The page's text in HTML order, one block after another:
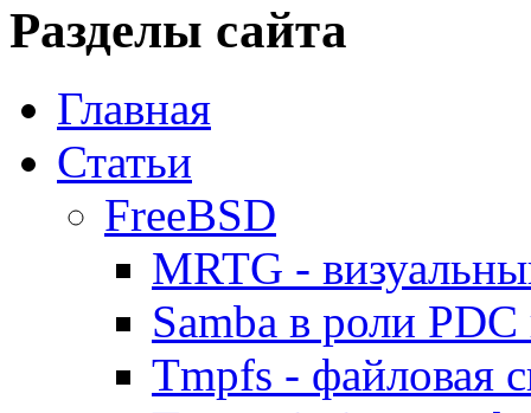
Разделы сайта
Главная
Статьи
FreeBSD
MRTG -
Samba в роли
Tmpfs - файловая